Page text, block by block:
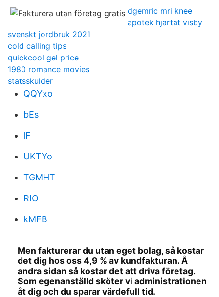
dgemric mri knee
apotek hjartat visby
svenskt jordbruk 2021
cold calling tips
quickcool gel price
1980 romance movies
statsskulder
QQYxo
bEs
lF
UKTYo
TGMHT
RIO
kMFB
Men fakturerar du utan eget bolag, så kostar
det dig hos oss 4,9 % av kundfakturan. Å
andra sidan så kostar det att driva företag.
Som egenanställd sköter vi administrationen
åt dig och du sparar värdefull tid.